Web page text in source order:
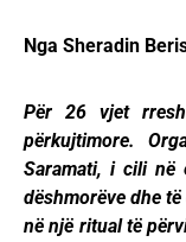
Nga Sheradin
Për 26 vjet
përkujtimore.
Saramati, i cili në
dëshmorëve dhe
në një ritual të